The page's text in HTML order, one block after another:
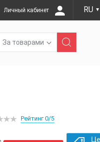
Личный кабинет RU ▼
За товарами
Рейтинг 0/5